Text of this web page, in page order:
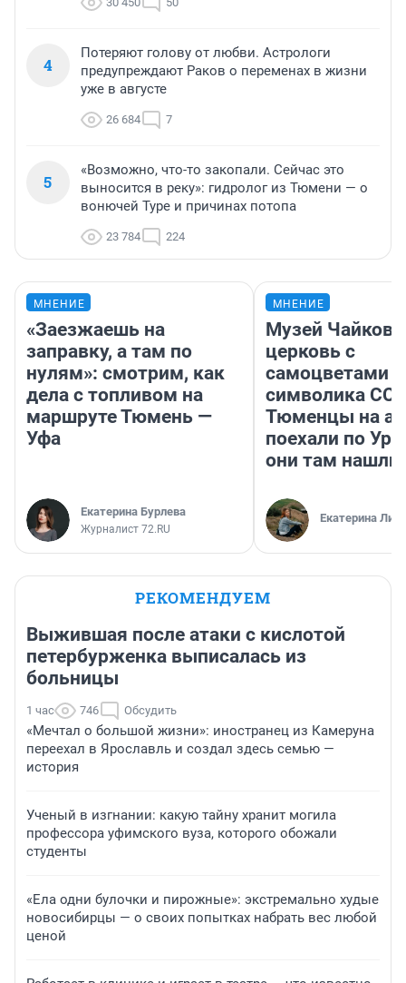
4
Потеряют голову от любви. Астрологи
предупреждают Раков о переменах в жизни
уже в августе
26 684 7
5
«Возможно, что-то закопали. Сейчас это
выносится в реку»: гидролог из Тюмени — о
вонючей Туре и причинах потопа
23 784 224
МНЕНИЕ
«Заезжаешь на
заправку, а там по
нулям»: смотрим, как
дела с топливом на
маршруте Тюмень —
Уфа
Екатерина Бурлева
Журналист 72.RU
МНЕНИЕ
Музей
церковь с
самоцветами
символика
Тюменцы на
поехали по
они там нашли
Екатерина
РЕКОМЕНДУЕМ
Выжившая после атаки с кислотой
петербурженка выписалась из
больницы
1 час 746 Обсудить
«Мечтал о большой жизни»: иностранец из Камеруна
переехал в Ярославль и создал здесь семью —
история
Ученый в изгнании: какую тайну хранит могила
профессора уфимского вуза, которого обожали
студенты
«Ела одни булочки и пирожные»: экстремально худые
новосибирцы — о своих попытках набрать вес любой
ценой